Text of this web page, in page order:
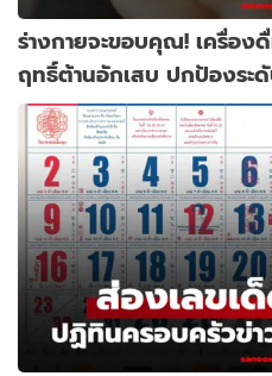
ร่างกายจะขอบคุณ! เครื่อ
ฤทธิ์ต้านอักเสบ ปกป้องระ